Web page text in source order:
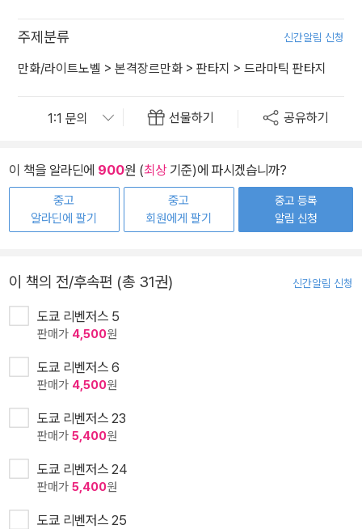
주제분류 신간알림 신청
만화/라이트노벨 > 본격장르만화 > 판타지 > 드라마틱 판타지
선물하기 공유하기
이 책을 알라딘에 900원 (최상기준)에 파시겠습니까?
중고
알라딘에 팔기
중고
회원에게 팔기
중고 등록
알림 신청
이 책의 전/후속편 (총 31권) 신간알림 신청
도쿄 리벤저스 5
판매가 4,500원
도쿄 리벤저스 6
판매가 4,500원
도쿄 리벤저스 23
판매가 5,400원
도쿄 리벤저스 24
판매가 5,400원
도쿄 리벤저스 25